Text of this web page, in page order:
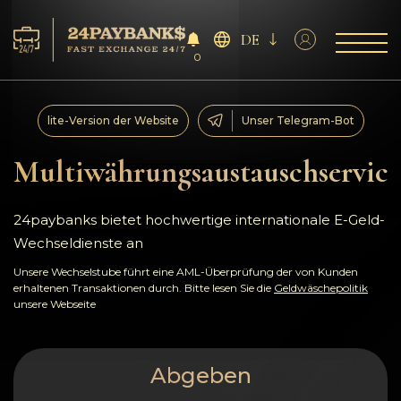
Services
Reserven
Für die Partner
Feedback
Regeln
AML/CFT
0
DE
Multiwährungsaustauschservice
lite-Version der Website Unser Telegram-Bot
24paybanks bietet hochwertige internationale E-Geld-
Wechseldienste an
Unsere Wechselstube führt eine AML-Überprüfung der von Kunden
erhaltenen Transaktionen durch. Bitte lesen Sie die Geldwäschepolitik
unsere Webseite
Abgeben